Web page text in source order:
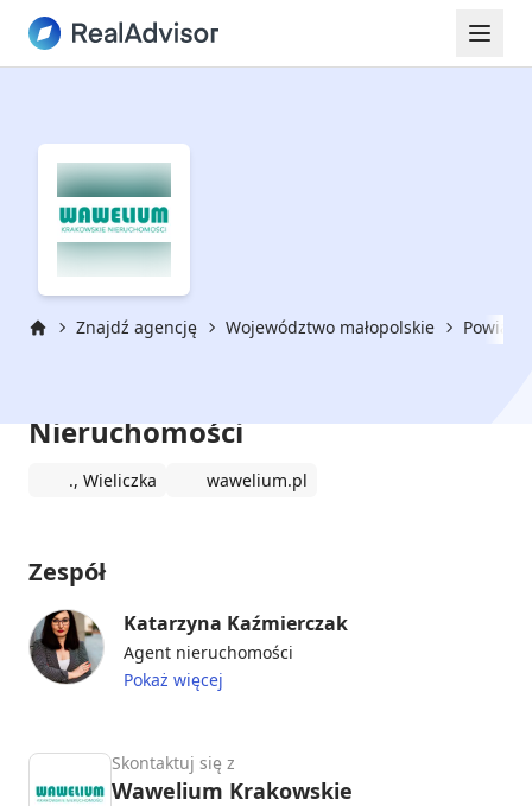
Znajdź agencję Województwo małopolskie Powiat
Nieruchomości
., Wieliczka wawelium.pl
Zespół
Katarzyna Kaźmierczak
Agent nieruchomości
Pokaż więcej
Skontaktuj się z
Wawelium Krakowskie